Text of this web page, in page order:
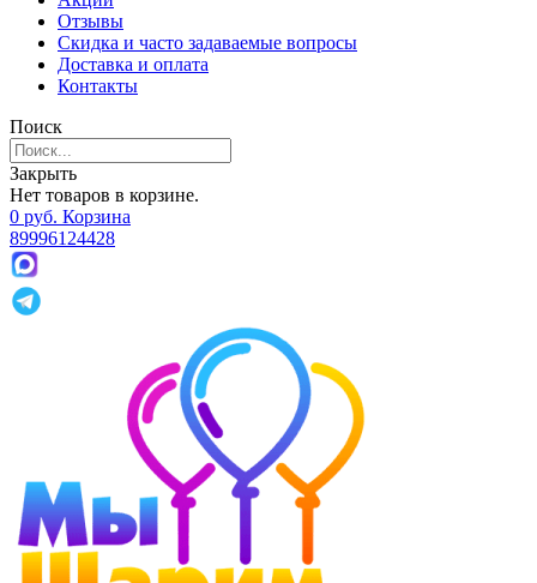
Отзывы
Скидка и часто задаваемые вопросы
Доставка и оплата
Контакты
Поиск
Закрыть
Нет товаров в корзине.
0 руб. Корзина
89996124428